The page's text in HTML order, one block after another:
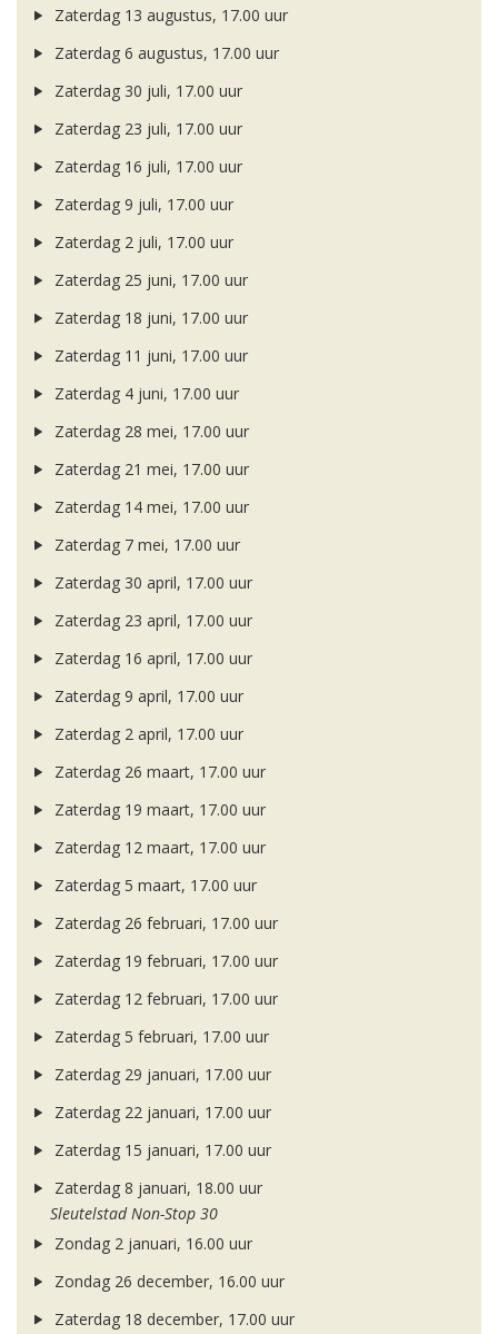
Zaterdag 13 augustus, 17.00 uur
Zaterdag 6 augustus, 17.00 uur
Zaterdag 30 juli, 17.00 uur
Zaterdag 23 juli, 17.00 uur
Zaterdag 16 juli, 17.00 uur
Zaterdag 9 juli, 17.00 uur
Zaterdag 2 juli, 17.00 uur
Zaterdag 25 juni, 17.00 uur
Zaterdag 18 juni, 17.00 uur
Zaterdag 11 juni, 17.00 uur
Zaterdag 4 juni, 17.00 uur
Zaterdag 28 mei, 17.00 uur
Zaterdag 21 mei, 17.00 uur
Zaterdag 14 mei, 17.00 uur
Zaterdag 7 mei, 17.00 uur
Zaterdag 30 april, 17.00 uur
Zaterdag 23 april, 17.00 uur
Zaterdag 16 april, 17.00 uur
Zaterdag 9 april, 17.00 uur
Zaterdag 2 april, 17.00 uur
Zaterdag 26 maart, 17.00 uur
Zaterdag 19 maart, 17.00 uur
Zaterdag 12 maart, 17.00 uur
Zaterdag 5 maart, 17.00 uur
Zaterdag 26 februari, 17.00 uur
Zaterdag 19 februari, 17.00 uur
Zaterdag 12 februari, 17.00 uur
Zaterdag 5 februari, 17.00 uur
Zaterdag 29 januari, 17.00 uur
Zaterdag 22 januari, 17.00 uur
Zaterdag 15 januari, 17.00 uur
Zaterdag 8 januari, 18.00 uur
Sleutelstad Non-Stop 30
Zondag 2 januari, 16.00 uur
Zondag 26 december, 16.00 uur
Zaterdag 18 december, 17.00 uur